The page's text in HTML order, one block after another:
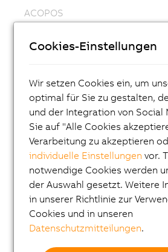
ACOPOS
ACOPOSmulti
ACOPOSmotor
Frequenzumrichter (VFD)
Synchronmotoren 8LS-4
Synchronmotoren 8MS-4
ACOPOSmotor Compact
Servomotoren 8WSA
Getriebemotoren 8WSB
Cookies-Einstellungen
Wir setzen Cookies ein, um
optimal für Sie zu gestalten,
und der Integration von Social
Sie auf "Alle Cookies
Verarbeitung zu akzeptieren
individuelle Einstellungen vor.
notwendige Cookies werden
der Auswahl gesetzt. Weitere
in unserer Richtlinie zur
Cookies und in unseren
Datenschutzmitteilungen.